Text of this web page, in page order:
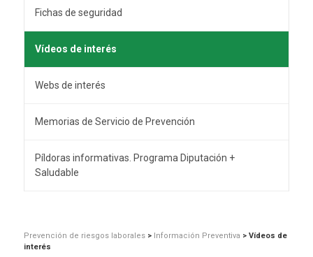
Fichas de seguridad
Vídeos de interés
Webs de interés
Memorias de Servicio de Prevención
Píldoras informativas. Programa Diputación +
Saludable
Prevención de riesgos laborales> Información Preventiva > Vídeos de
interés